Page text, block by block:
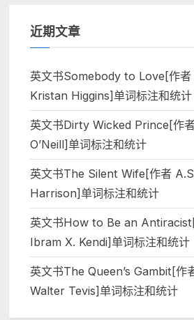
近期文章
英文书Somebody to Love[作者
Kristan Higgins]单词标注和统计
英文书Dirty Wicked Prince[作
O’Neill]单词标注和统计
英文书The Silent Wife[作者
Harrison]单词标注和统计
英文书How to Be an
Ibram X. Kendi]单词标注和统计
英文书The Queen’s Gambit[作
Walter Tevis]单词标注和统计